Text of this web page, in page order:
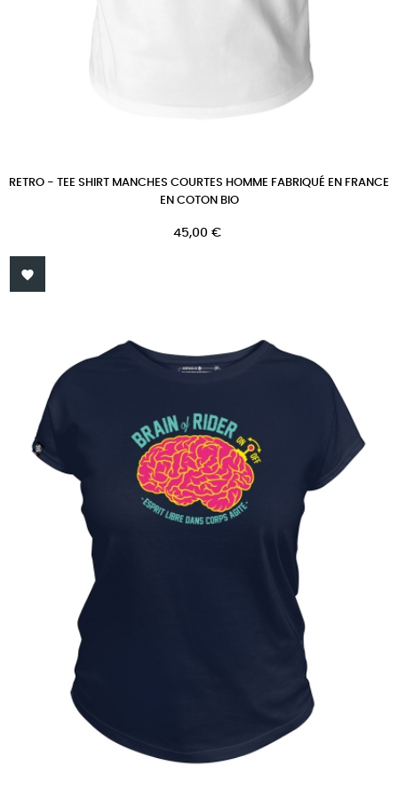
RETRO - TEE SHIRT MANCHES COURTES HOMME FABRIQUÉ EN FRANCE
EN COTON BIO
Prix
45,00 €
